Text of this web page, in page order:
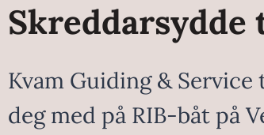
Kvam Guiding &
deg med på RIB-båt på